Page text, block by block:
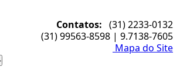
Contatos: (31) 2233-0132
(31) 99563-8598 | 9.7138-7605
Mapa do Site